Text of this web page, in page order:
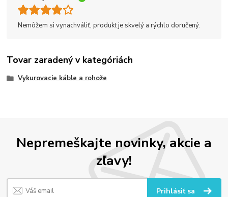
Nemôžem si vynachváliť, produkt je skvelý a rýchlo doručený.
Tovar zaradený v kategóriách
Vykurovacie káble a rohože
Nepremeškajte novinky, akcie a
zľavy!
Prihlásiť sa